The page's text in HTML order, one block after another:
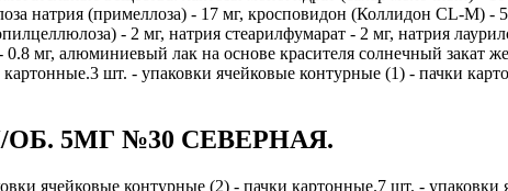
натрия (примеллоза) - 17 мг, кросповидон (Коллидон CL-M) -
- 2 мг, натрия стеарилфумарат - 2 мг, натрия
мг, алюминиевый лак на основе красителя солнечный закат
шт. - упаковки ячейковые контурные (1) - пачки
5МГ №30 СЕВЕРНАЯ.
ячейковые контурные (2) - пачки картонные.7 шт. -